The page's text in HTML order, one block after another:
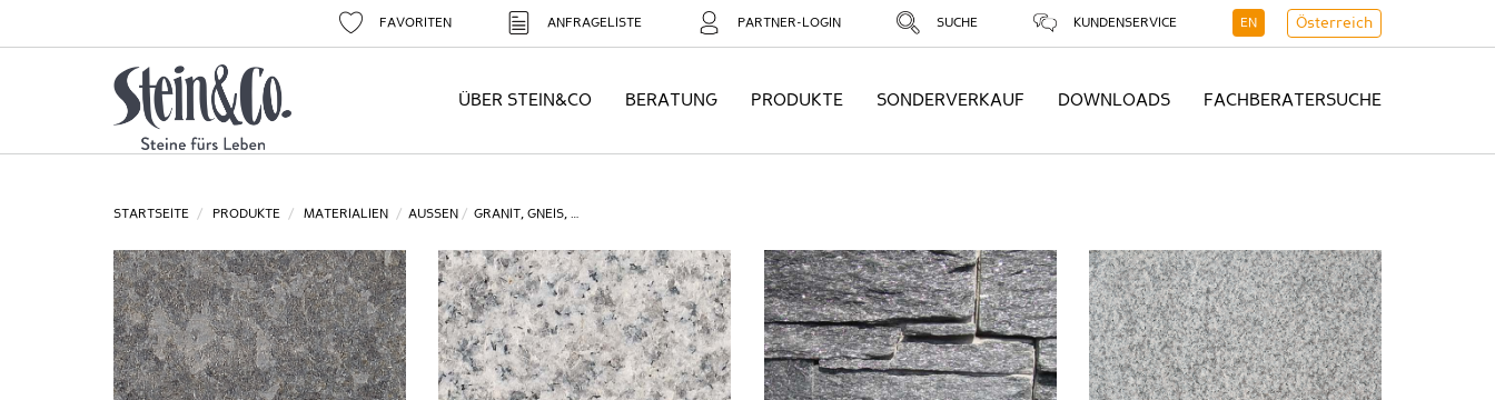
FAVORITEN ANFRAGELISTE PARTNER-LOGIN SUCHE KUNDENSERVICE EN Österreich
ÜBER STEIN&CO BERATUNG PRODUKTE SONDERVERKAUF DOWNLOADS FACHBERATERSUCHE
STARTSEITE PRODUKTE MATERIALIEN AUSSEN GRANIT, GNEIS, …